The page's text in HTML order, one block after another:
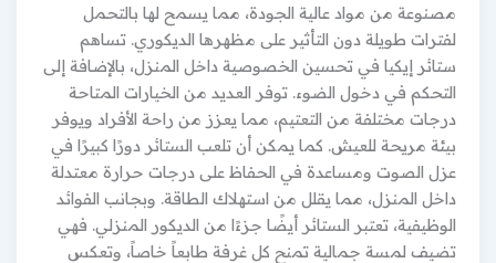
مصنوعة من مواد عالية الجودة، مما يسمح لها بالتحمل
لفترات طويلة دون التأثير على مظهرها الديكوري. تساهم
ستائر إيكيا في تحسين الخصوصية داخل المنزل، بالإضافة إلى
التحكم في دخول الضوء. توفر العديد من الخيارات المتاحة
درجات مختلفة من التعتيم، مما يعزز من راحة الأفراد ويوفر
بيئة مريحة للعيش. كما يمكن أن تلعب الستائر دورًا كبيرًا في
عزل الصوت ومساعدة في الحفاظ على درجات حرارة معتدلة
داخل المنزل، مما يقلل من استهلاك الطاقة. وبجانب الفوائد
الوظيفية، تعتبر الستائر أيضًا جزءًا من الديكور المنزلي. فهي
تضيف لمسة جمالية تمنح كل غرفة طابعاً خاصاً، وتعكس